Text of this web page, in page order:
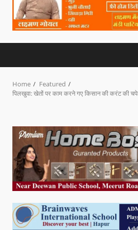
Home
Featured
पिलखुवा: खेतों पर काम करने गए किसान की करंट की